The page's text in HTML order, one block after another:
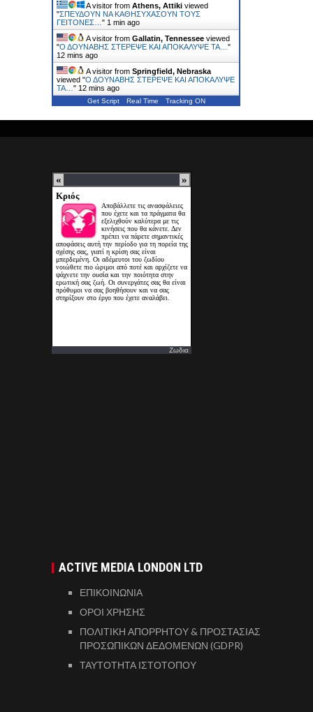
A visitor from Athens, Attiki viewed
"ΣΠΕΥΔΟΥΝ ΝΑ ΚΑΘΗΣΥΧΑΣΟΥΝ ΤΟΥΣ
ΓΕΙΤΟΝΕΣ… " 1 min ago
A visitor from Gallatin, Tennessee viewed
"Ο ΔΟΥΝΑΒΗΣ ΣΤΕΡΕΨΕ ΚΑΙ ΑΠΟΚΑΛΥΨΕ ΤΑ… "
12 mins ago
A visitor from Springfield, Nebraska
viewed "Ο ΔΟΥΝΑΒΗΣ ΣΤΕΡΕΨΕ ΚΑΙ ΑΠΟΚΑΛΥΨΕ
ΤΑ… " 12 mins ago
Get Script Real Time Tracking ON
Ζωδια
ACTIVE MEDIA LONDON LTD
ΕΠΙΚΟΙΝΩΝΙΑ
ΟΡΟΙ ΧΡΗΣΗΣ
ΠΟΛΙΤΙΚΗ ΑΠΟΡΡΗΤΟΥ & ΠΡΟΣΤΑΣΙΑΣ
ΠΡΟΣΩΠΙΚΩΝ ΔΕΔΟΜΕΝΩΝ (GDPR)
ΤΑΥΤΟΤΗΤΑ ΙΣΤΟΤΟΠΟΥ